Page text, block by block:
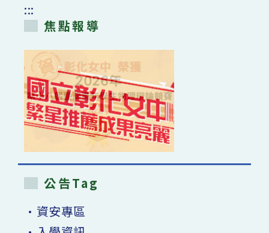
:::
焦點報導
公告Tag
•資安專區